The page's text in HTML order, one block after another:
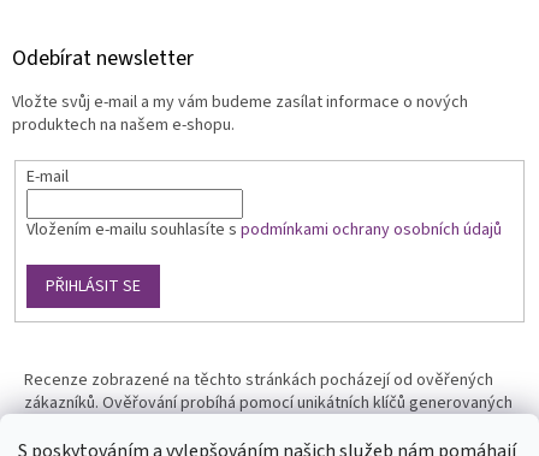
Odebírat newsletter
Vložte svůj e-mail a my vám budeme zasílat informace o nových
produktech na našem e-shopu.
E-mail
Vložením e-mailu souhlasíte s podmínkami ochrany osobních údajů
PŘIHLÁSIT SE
Recenze zobrazené na těchto stránkách pocházejí od ověřených
zákazníků. Ověřování probíhá pomocí unikátních klíčů generovaných